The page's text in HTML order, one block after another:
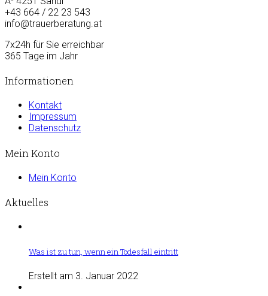
+43 664 / 22 23 543
info@trauerberatung.at
7x24h für Sie erreichbar
365 Tage im Jahr
Informationen
Kontakt
Impressum
Datenschutz
Mein Konto
Mein Konto
Aktuelles
Was ist zu tun, wenn ein Todesfall eintritt
Erstellt am 3. Januar 2022